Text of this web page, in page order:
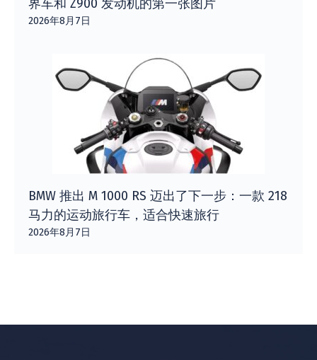
界车和 Z900 发动机的第一张图片
2026年8月7日
BMW 推出 M 1000 RS 迈出了下一步：一款 218
马力的运动旅行车，适合快速旅行
2026年8月7日